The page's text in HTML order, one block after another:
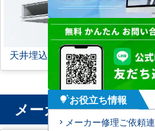
天井埋込ダクト形
メーカー から業務
tips_and_updatesお役立ち情報
メーカー修理ご依頼